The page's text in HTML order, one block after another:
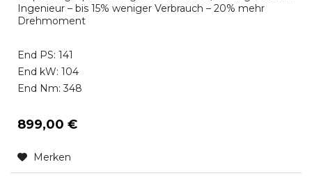
Ingenieur – bis 15% weniger Verbrauch – 20% mehr
Drehmoment
End PS: 141
End kW: 104
End Nm: 348
899,00 €
Merken